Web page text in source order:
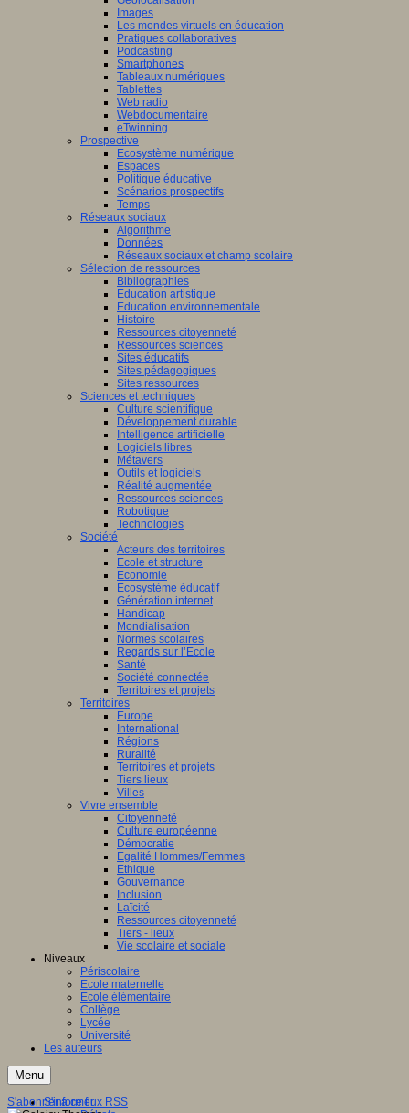
Images
Les mondes virtuels en éducation
Pratiques collaboratives
Podcasting
Smartphones
Tableaux numériques
Tablettes
Web radio
Webdocumentaire
eTwinning
Prospective
Ecosystème numérique
Espaces
Politique éducative
Scénarios prospectifs
Temps
Réseaux sociaux
Algorithme
Données
Réseaux sociaux et champ scolaire
Sélection de ressources
Bibliographies
Education artistique
Education environnementale
Histoire
Ressources citoyenneté
Ressources sciences
Sites éducatifs
Sites pédagogiques
Sites ressources
Sciences et techniques
Culture scientifique
Développement durable
Intelligence artificielle
Logiciels libres
Métavers
Outils et logiciels
Réalité augmentée
Ressources sciences
Robotique
Technologies
Société
Acteurs des territoires
Ecole et structure
Economie
Ecosystème éducatif
Génération internet
Handicap
Mondialisation
Normes scolaires
Regards sur l’Ecole
Santé
Société connectée
Territoires et projets
Territoires
Europe
International
Régions
Ruralité
Territoires et projets
Tiers lieux
Villes
Vivre ensemble
Citoyenneté
Culture européenne
Démocratie
Egalité Hommes/Femmes
Ethique
Gouvernance
Inclusion
Laïcité
Ressources citoyenneté
Tiers - lieux
Vie scolaire et sociale
Niveaux
Périscolaire
Ecole maternelle
Ecole élémentaire
Collège
Lycée
Université
Les auteurs
Menu
S'informer
S'abonner à ce flux RSS